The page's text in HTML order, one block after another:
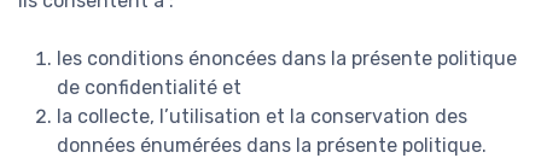
les conditions énoncées dans la présente politique
de confidentialité et
la collecte, l’utilisation et la conservation des
données énumérées dans la présente politique.